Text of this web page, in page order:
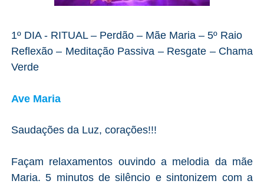
1º DIA - RITUAL – Perdão – Mãe Maria – 5º Raio
Reflexão – Meditação Passiva – Resgate – Chama
Verde
Ave Maria
Saudações da Luz, corações!!!
Façam relaxamentos ouvindo a melodia da mãe
Maria. 5 minutos de silêncio e sintonizem com a